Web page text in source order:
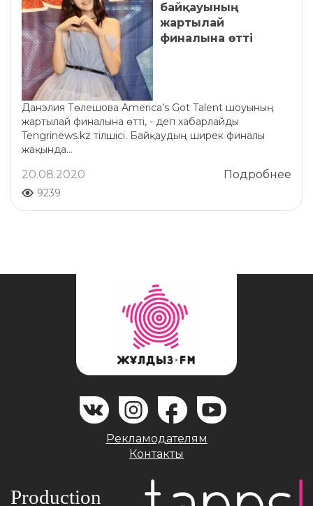
байқауының
жартылай
финалына өтті
Данэлия Төлешова America’s Got Talent шоуының
жартылай финалына өтті, - деп хабарлайды
Tengrinews.kz тілшісі. Байқаудың ширек финалы
жақында...
Подробнее
20.08.2020
9239
Рекламодателям
Контакты